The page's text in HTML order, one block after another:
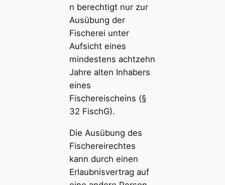
n berechtigt nur zur
Ausübung der
Fischerei unter
Aufsicht eines
mindestens achtzehn
Jahre alten Inhabers
eines
Fischereischeins (§
32 FischG).
Die Ausübung des
Fischereirechtes
kann durch einen
Erlaubnisvertrag auf